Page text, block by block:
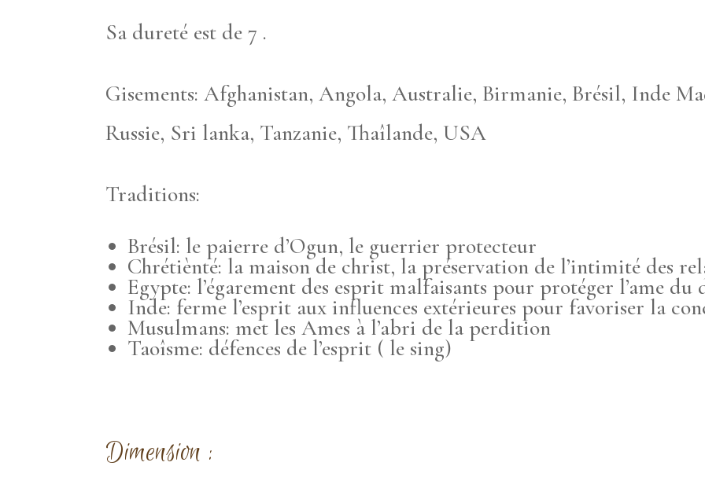
Sa dureté est de 7 .
Gisements: Afghanistan, Angola, Australie, Birmanie, Brésil, Inde
Russie, Sri lanka, Tanzanie, Thaîlande, USA
Traditions:
Brésil: le paierre d’Ogun, le guerrier protecteur
Chrétiènté: la maison de christ, la préservation de l’intimité des
Egypte: l’égarement des esprit malfaisants pour protéger l’ame du
Inde: ferme l’esprit aux influences extérieures pour favoriser la
Musulmans: met les Ames à l’abri de la perdition
Taoîsme: défences de l’esprit ( le sing)
Dimension :